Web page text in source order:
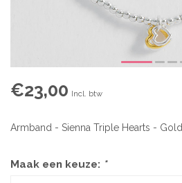
€23,00 Incl. btw
Armband - Sienna Triple Hearts - Gold
Maak een keuze: *